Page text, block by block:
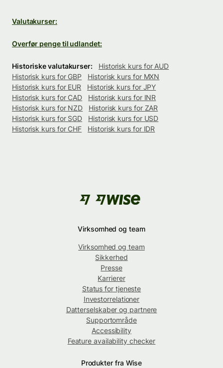
Valutakurser:
Overfør penge til udlandet:
Historiske valutakurser:
Historisk kurs for AUD
Historisk kurs for GBP
Historisk kurs for MXN
Historisk kurs for EUR
Historisk kurs for JPY
Historisk kurs for CAD
Historisk kurs for INR
Historisk kurs for NZD
Historisk kurs for ZAR
Historisk kurs for SGD
Historisk kurs for USD
Historisk kurs for CHF
Historisk kurs for IDR
Virksomhed og team
Virksomhed og team
Sikkerhed
Presse
Karrierer
Status for tjeneste
Investorrelationer
Datterselskaber og partnere
Supportområde
Accessibility
Feature availability checker
Produkter fra Wise